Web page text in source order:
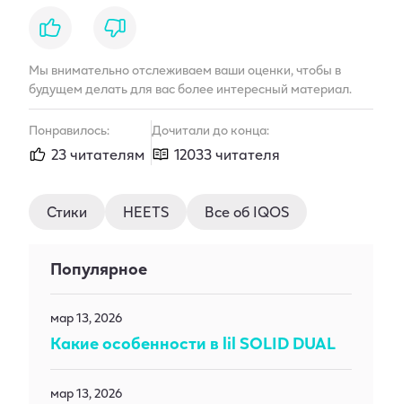
like
dislike
Мы внимательно отслеживаем ваши оценки, чтобы в
будущем делать для вас более интересный материал.
Понравилось:
23 читателям
Дочитали до конца:
12033 читателя
Стики HEETS Все об IQOS
Популярное
мар 13, 2026
Какие особенности в lil SOLID DUAL
мар 13, 2026